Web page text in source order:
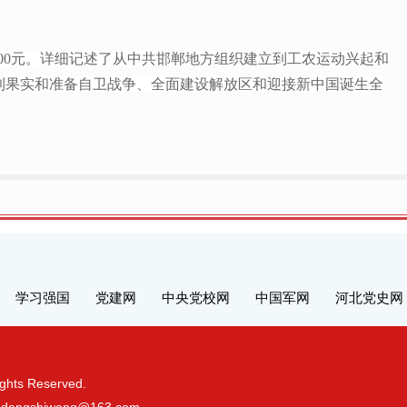
。详细记述了从中共邯郸地方组织建立到工农运动兴起和
实和准备自卫战争、全面建设解放区和迎接新中国诞生全
学习强国 党建网 中央党校网 中国军网 河北党史网
Reserved.